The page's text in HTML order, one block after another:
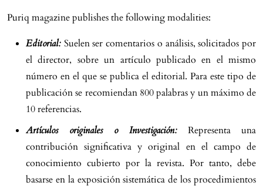
Puriq magazine publishes the following modalities:
Editorial: Suelen ser comentarios o análisis, solicitados por
el director, sobre un artículo publicado en el mismo
número en el que se publica el editorial. Para este tipo de
publicación se recomiendan 800 palabras y un máximo de
10 referencias.
Artículos originales o Investigación: Representa una
contribución significativa y original en el campo de
conocimiento cubierto por la revista. Por tanto, debe
basarse en la exposición sistemática de los procedimientos